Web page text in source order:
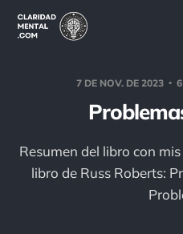
7 DE NOV. DE 2023
Resumen del libro con
libro de Russ Roberts: